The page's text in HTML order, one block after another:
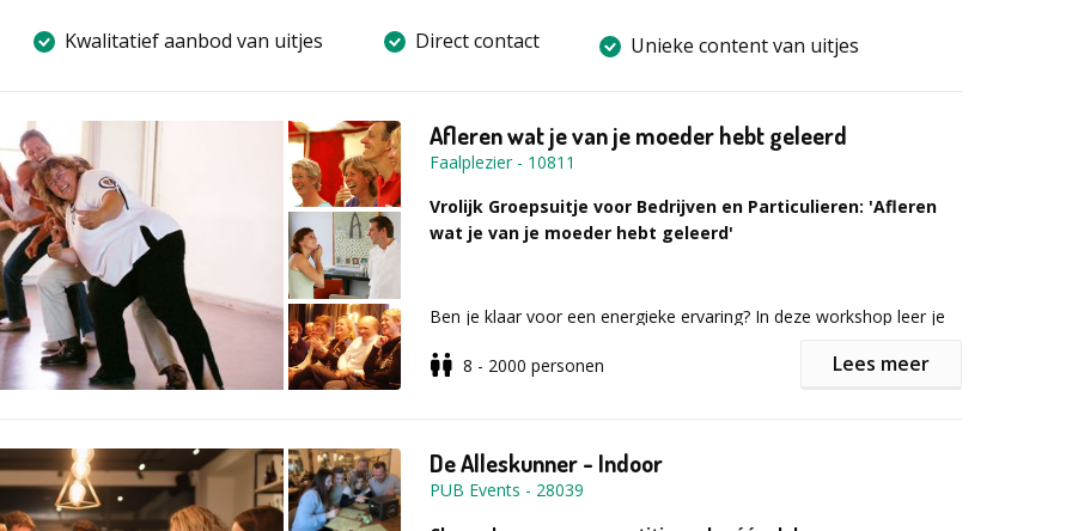
Kwalitatief aanbod van uitjes Direct contact Unieke content van uitjes
Afleren wat je van je moeder hebt geleerd
Faalplezier- 10811
Vrolijk Groepsuitje voor Bedrijven en Particulieren: 'Afleren
wat je van je moeder hebt geleerd'
Ben je klaar voor een energieke ervaring? In deze workshop leer je
van improvisatie.
Wat ga je doen?
Ontdek hoe jij en je team omgaan met onverwachte situaties: kies
8 - 2000 personen Lees meer
De Alleskunner - Indoor
PUB Events - 28039